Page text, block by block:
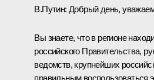
В.Путин: Добрый день,
Вы знаете, что в регионе
российского Правительства,
ведомств, крупнейших
правильным воспользоваться